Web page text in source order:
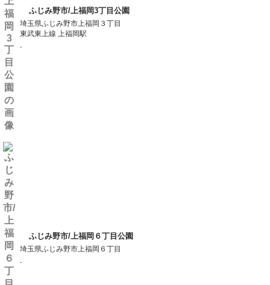
ふじみ野市/上福岡3丁目公園
埼玉県ふじみ野市上福岡３丁目
東武東上線 上福岡駅
-
ふじみ野市/上福岡６丁目公園
埼玉県ふじみ野市上福岡６丁目
-